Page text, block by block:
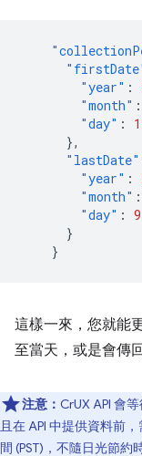
"year" :
"month" :
"day" :
},
"lastDate"
"year" :
"month" :
"day" : 9
}
}
這樣一來，您就能
至當天，或是會傳
注意： CrUX API 會
且在 API 中提供資料前
間 (PST)，不隨日光節約